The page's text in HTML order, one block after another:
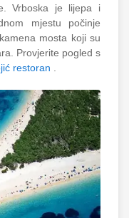
Vrboska je lijepa i
mjestu počinje
mosta koji su
Provjerite pogled s
restoran